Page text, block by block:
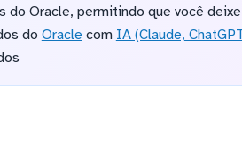
do Oracle, permitindo que você
do Oracle com IA (Claude,